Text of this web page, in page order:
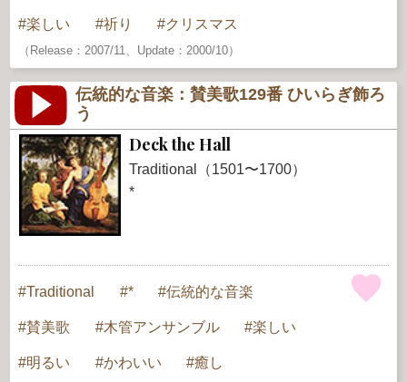
楽しい 祈り クリスマス
（Release：2007/11、Update：2000/10）
伝統的な音楽：賛美歌129番 ひいらぎ飾ろ
う
Deck the Hall
Traditional（1501〜1700）
*
Traditional * 伝統的な音楽
賛美歌 木管アンサンブル 楽しい
明るい かわいい 癒し